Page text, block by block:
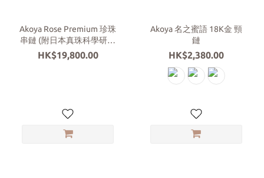
Akoya Rose Premium 珍珠
串鏈 (附日本真珠科學研究
所證書)
HK$19,800.00
Akoya 名之蜜語 18K金 頸
鏈
HK$2,380.00